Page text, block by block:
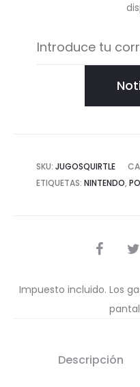
SKU: JUGOSQUIRTLE
ETIQUETAS: NINTENDO,
COMPARTIR
Impuesto incluido. Los
Descripción